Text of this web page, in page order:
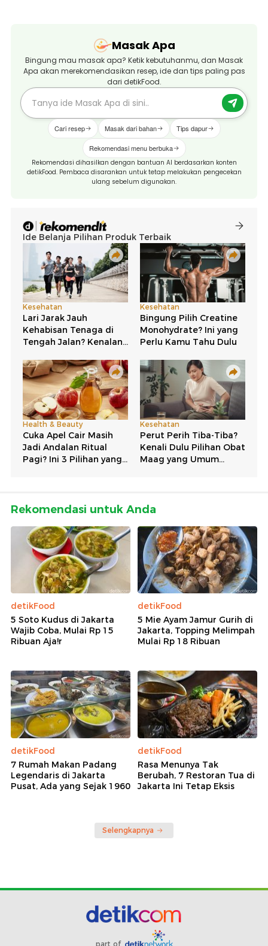
Masak Apa
Bingung mau masak apa? Ketik kebutuhanmu, dan Masak
Apa akan merekomendasikan resep, ide dan tips paling pas
dari detikFood.
Cari resep Masak dari bahan Tips dapur
Rekomendasi menu berbuka
Rekomendasi dihasilkan dengan bantuan AI berdasarkan konten
detikFood. Pembaca disarankan untuk tetap melakukan pengecekan
ulang sebelum digunakan.
Rekomendasi untuk Anda
detikFood
5 Soto Kudus di Jakarta
Wajib Coba, Mulai Rp 15
Ribuan Aja!r
detikFood
5 Mie Ayam Jamur Gurih di
Jakarta, Topping Melimpah
Mulai Rp 18 Ribuan
detikFood
7 Rumah Makan Padang
Legendaris di Jakarta
Pusat, Ada yang Sejak 1960
detikFood
Rasa Menunya Tak
Berubah, 7 Restoran Tua di
Jakarta Ini Tetap Eksis
Selengkapnya
part of